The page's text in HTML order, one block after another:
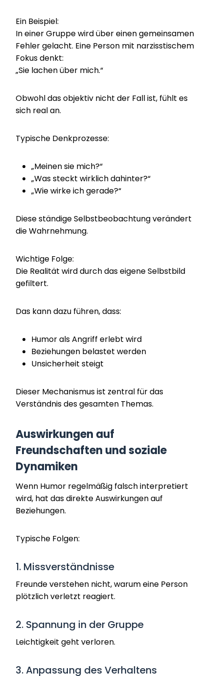
Ein Beispiel:
In einer Gruppe wird über einen gemeinsamen
Fehler gelacht. Eine Person mit narzisstischem
Fokus denkt:
„Sie lachen über mich.“
Obwohl das objektiv nicht der Fall ist, fühlt es
sich real an.
Typische Denkprozesse:
„Meinen sie mich?“
„Was steckt wirklich dahinter?“
„Wie wirke ich gerade?“
Diese ständige Selbstbeobachtung verändert
die Wahrnehmung.
Wichtige Folge:
Die Realität wird durch das eigene Selbstbild
gefiltert.
Das kann dazu führen, dass:
Humor als Angriff erlebt wird
Beziehungen belastet werden
Unsicherheit steigt
Dieser Mechanismus ist zentral für das
Verständnis des gesamten Themas.
Auswirkungen auf
Freundschaften und soziale
Dynamiken
Wenn Humor regelmäßig falsch interpretiert
wird, hat das direkte Auswirkungen auf
Beziehungen.
Typische Folgen:
1. Missverständnisse
Freunde verstehen nicht, warum eine Person
plötzlich verletzt reagiert.
2. Spannung in der Gruppe
Leichtigkeit geht verloren.
3. Anpassung des Verhaltens